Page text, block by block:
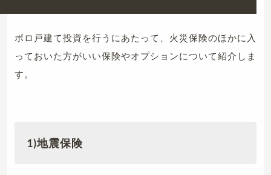
ボロ戸建て投資を行うにあたって、火災保険のほかに入
っておいた方がいい保険やオプションについて紹介しま
す。
1)地震保険